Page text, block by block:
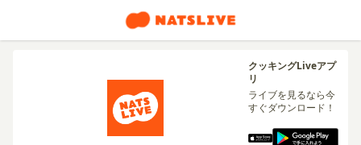
クッキングLiveアプ
リ
ライブを見るなら今
すぐダウンロード！